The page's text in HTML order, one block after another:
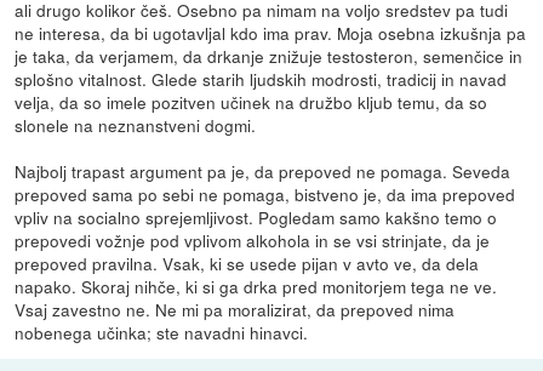
ali drugo kolikor češ. Osebno pa nimam na voljo sredstev pa tudi
ne interesa, da bi ugotavljal kdo ima prav. Moja osebna izkušnja pa
je taka, da verjamem, da drkanje znižuje testosteron, semenčice in
splošno vitalnost. Glede starih ljudskih modrosti, tradicij in navad
velja, da so imele pozitven učinek na družbo kljub temu, da so
slonele na neznanstveni dogmi.
Najbolj trapast argument pa je, da prepoved ne pomaga. Seveda
prepoved sama po sebi ne pomaga, bistveno je, da ima prepoved
vpliv na socialno sprejemljivost. Pogledam samo kakšno temo o
prepovedi vožnje pod vplivom alkohola in se vsi strinjate, da je
prepoved pravilna. Vsak, ki se usede pijan v avto ve, da dela
napako. Skoraj nihče, ki si ga drka pred monitorjem tega ne ve.
Vsaj zavestno ne. Ne mi pa moralizirat, da prepoved nima
nobenega učinka; ste navadni hinavci.